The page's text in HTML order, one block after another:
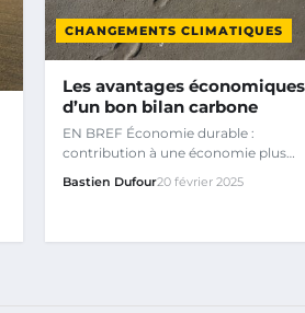
CHANGEMENTS CLIMATIQUES
Les avantages économiques
d’un bon bilan carbone
EN BREF Économie durable :
contribution à une économie plus
Bastien Dufour20 février 2025